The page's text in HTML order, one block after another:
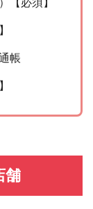
【必須】
帳
舗